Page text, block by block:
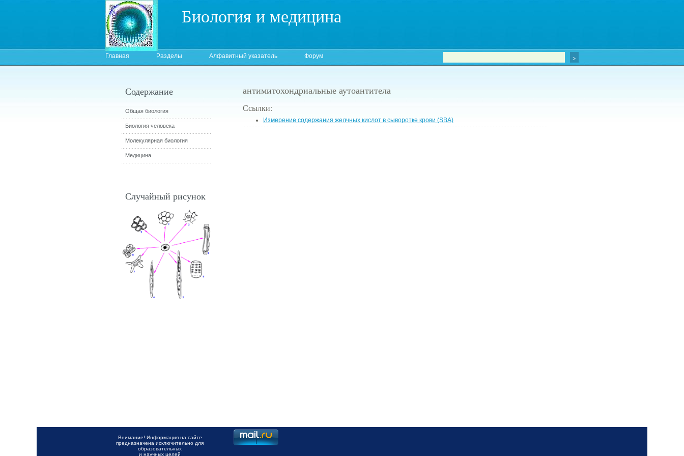
Биология и медицина
Главная Разделы Алфавитный указатель Форум
антимитохондриальные аутоантитела
Ссылки:
Измерение содержания желчных кислот в сыворотке крови (SBA)
Содержание
Общая биология
Биология человека
Молекулярная биология
Медицина
Случайный рисунок
Внимание! Информация на сайте
предназначена исключительно для
образовательных
и научных целей